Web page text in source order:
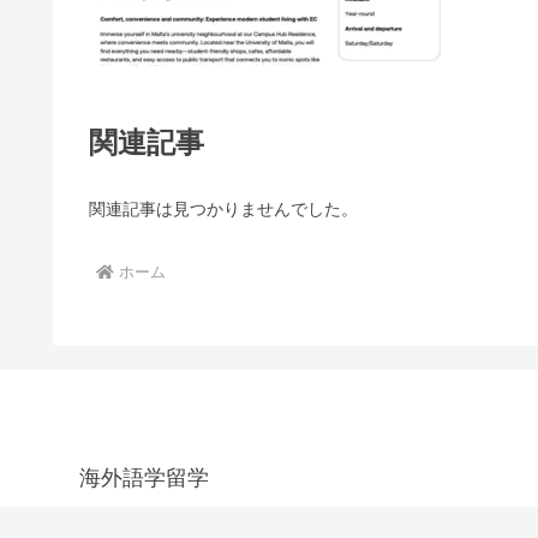
関連記事
関連記事は見つかりませんでした。
ホーム
海外語学留学